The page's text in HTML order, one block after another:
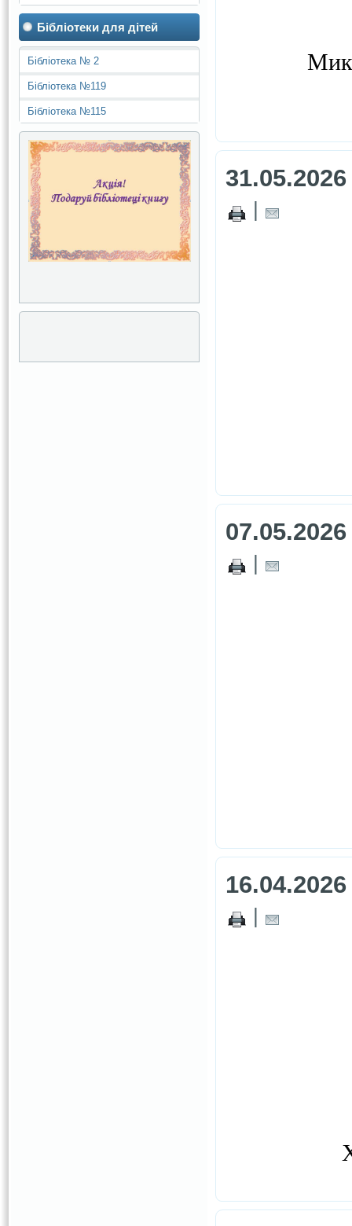
Бібліотеки для дітей
Бібліотека № 2
Бібліотека №119
Бібліотека №115
31.05.2026
|
07.05.2026
|
16.04.2026
|